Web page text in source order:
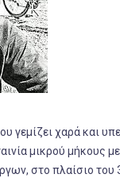
γεμίζει χαρά και
μικρού μήκους
στο πλαίσιο του